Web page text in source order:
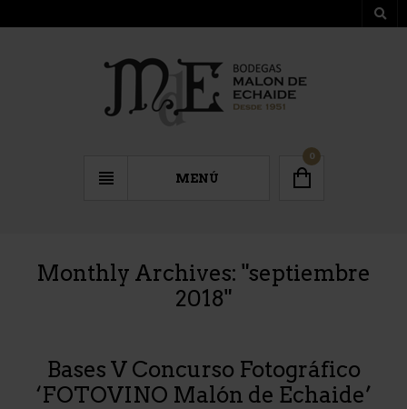
MENÚ
0
Monthly Archives: "septiembre
2018"
Bases V Concurso Fotográfico
‘FOTOVINO Malón de Echaide’